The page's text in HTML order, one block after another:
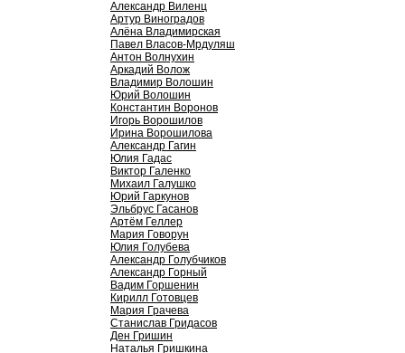
Александр Виленц
Артур Виноградов
Алёна Владимирская
Павел Власов-Мрдуляш
Антон Волнухин
Аркадий Волож
Владимир Волошин
Юрий Волошин
Константин Воронов
Игорь Ворошилов
Ирина Ворошилова
Александр Гагин
Юлия Гадас
Виктор Галенко
Михаил Галушко
Юрий Гаркунов
Эльбрус Гасанов
Артём Геллер
Мария Говорун
Юлия Голубева
Александр Голубчиков
Александр Горный
Вадим Горшенин
Кирилл Готовцев
Мария Грачева
Станислав Гридасов
Ден Гришин
Наталья Гришкина